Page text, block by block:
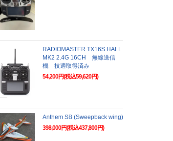
RADIOMASTER TX16S HALL
MK2 2.4G 16CH 無線送信
機 技適取得済み
54,200円(税込59,620円)
Anthem SB (Sweepback wing)
398,000円(税込437,800円)